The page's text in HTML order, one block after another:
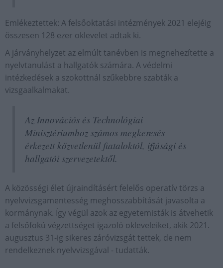
Emlékeztettek: A felsőoktatási intézmények 2021 elejéig
összesen 128 ezer oklevelet adtak ki.
A járványhelyzet az elmúlt tanévben is megnehezítette a
nyelvtanulást a hallgatók számára. A védelmi
intézkedések a szokottnál szűkebbre szabták a
vizsgaalkalmakat.
Az Innovációs és Technológiai
Minisztériumhoz számos megkeresés
érkezett közvetlenül fiataloktól, ifjúsági és
hallgatói szervezetektől.
A közösségi élet újraindításért felelős operatív törzs a
nyelvvizsgamentesség meghosszabbítását javasolta a
kormánynak. Így végül azok az egyetemisták is átvehetik
a felsőfokú végzettséget igazoló okleveleiket, akik 2021.
augusztus 31-ig sikeres záróvizsgát tettek, de nem
rendelkeznek nyelvvizsgával - tudatták.